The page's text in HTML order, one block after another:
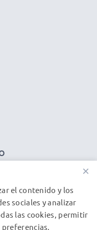
1000 ciclos de carga
para camera:
razón le ofrecemos
×
el contenido y los
sociales y analizar
las cookies, permitir